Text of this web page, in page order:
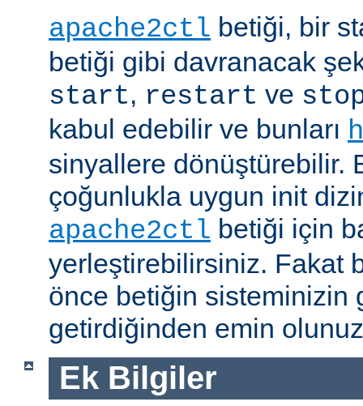
apache2ctl betiği, bir
betiği gibi davranacak
start, restart ve
kabul edebilir ve bunları
sinyallere dönüştürebilir.
çoğunlukla uygun init
apache2ctl betiği için
yerleştirebilirsiniz. Fakat
önce betiğin sisteminizin
getirdiğinden emin
Ek Bilgiler